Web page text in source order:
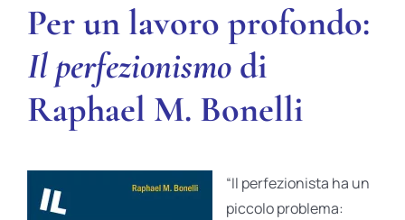
Per un lavoro profondo:
Il perfezionismo di
Raphael M. Bonelli
“Il perfezionista ha un
piccolo problema: